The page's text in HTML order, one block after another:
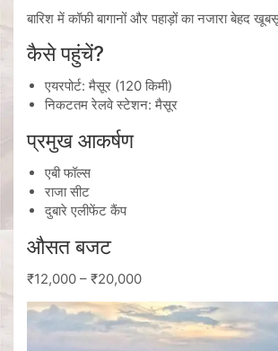
बारिश में कॉफी बागानों और पहाड़ों का नजारा बेहद
कैसे पहुंचें?
एयरपोर्ट:मैसूर (120 किमी)
निकटतम रेलवे स्टेशन: मैसूर
प्रमुख आकर्षण
एबी फॉल्स
राजा सीट
दुबारे एलीफेंट कैंप
औसत बजट
₹12,000 – ₹20,000